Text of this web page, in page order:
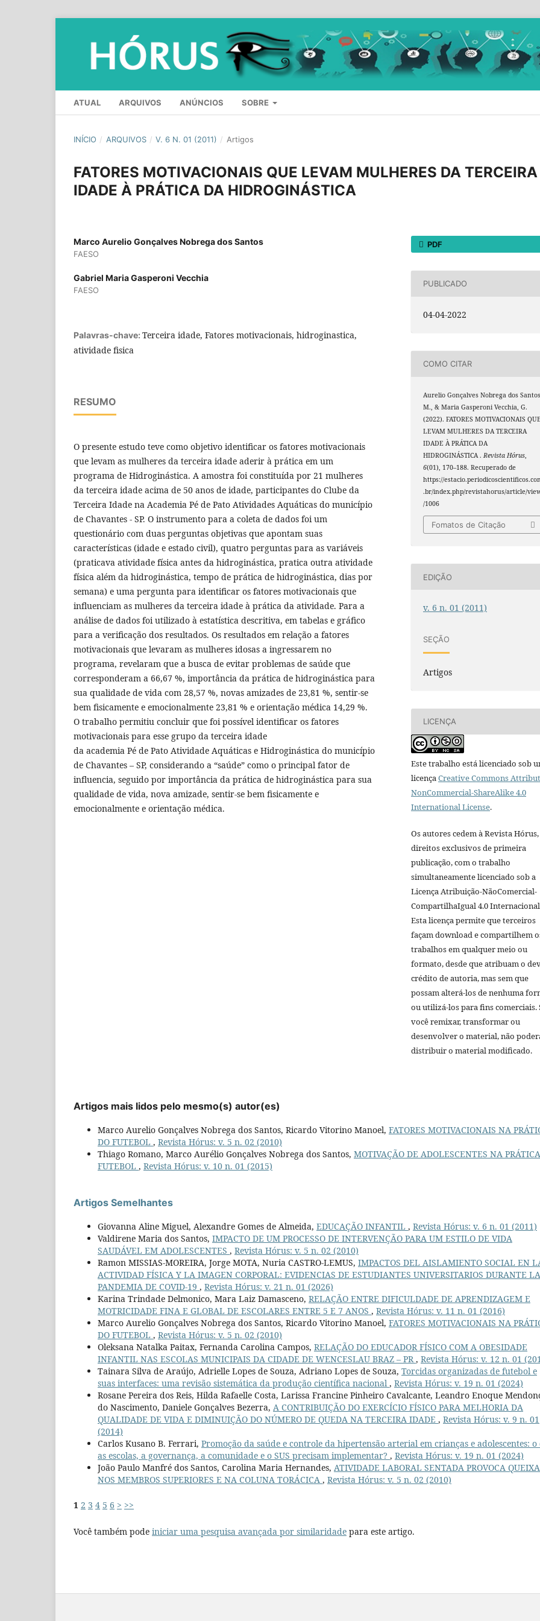
ATUAL ARQUIVOS ANÚNCIOS SOBRE
INÍCIO / ARQUIVOS / V. 6 N. 01 (2011) / Artigos
FATORES MOTIVACIONAIS QUE LEVAM MULHERES DA TERCEIRA
IDADE À PRÁTICA DA HIDROGINÁSTICA
Marco Aurelio Gonçalves Nobrega dos Santos
FAESO
Gabriel Maria Gasperoni Vecchia
FAESO
Palavras-chave: Terceira idade, Fatores motivacionais, hidroginastica,
atividade fisica
RESUMO
O presente estudo teve como objetivo identificar os fatores motivacionais
que levam as mulheres da terceira idade aderir à prática em um
programa de Hidroginástica. A amostra foi constituída por 21 mulheres
da terceira idade acima de 50 anos de idade, participantes do Clube da
Terceira Idade na Academia Pé de Pato Atividades Aquáticas do município
de Chavantes - SP. O instrumento para a coleta de dados foi um
questionário com duas perguntas objetivas que apontam suas
características (idade e estado civil), quatro perguntas para as variáveis
(praticava atividade física antes da hidroginástica, pratica outra atividade
física além da hidroginástica, tempo de prática de hidroginástica, dias por
semana) e uma pergunta para identificar os fatores motivacionais que
influenciam as mulheres da terceira idade à prática da atividade. Para a
análise de dados foi utilizado à estatística descritiva, em tabelas e gráfico
para a verificação dos resultados. Os resultados em relação a fatores
motivacionais que levaram as mulheres idosas a ingressarem no
programa, revelaram que a busca de evitar problemas de saúde que
corresponderam a 66,67 %, importância da prática de hidroginástica para
sua qualidade de vida com 28,57 %, novas amizades de 23,81 %, sentir-se
bem fisicamente e emocionalmente 23,81 % e orientação médica 14,29 %.
O trabalho permitiu concluir que foi possível identificar os fatores
motivacionais para esse grupo da terceira idade
da academia Pé de Pato Atividade Aquáticas e Hidroginástica do município
de Chavantes – SP, considerando a “saúde” como o principal fator de
influencia, seguido por importância da prática de hidroginástica para sua
qualidade de vida, nova amizade, sentir-se bem fisicamente e
emocionalmente e orientação médica.
PDF
PUBLICADO
04-04-2022
COMO CITAR
Aurelio Gonçalves Nobrega dos
M., & Maria Gasperoni Vecchia, G.
(2022). FATORES MOTIVACIONAIS QUE
LEVAM MULHERES DA TERCEIRA
IDADE À PRÁTICA DA
HIDROGINÁSTICA .Revista Hórus,
6(01), 170–188. Recuperado de
https://
.br/index.php/revistahorus/article/
/1006
Fomatos de Citação
EDIÇÃO
v. 6 n. 01 (2011)
SEÇÃO
Artigos
LICENÇA
Este trabalho está licenciado sob
licença Creative Commons
NonCommercial-ShareAlike 4.0
International License.
Os autores cedem à Revista Hórus,
direitos exclusivos de primeira
publicação, com o trabalho
simultaneamente licenciado sob a
Licença Atribuição-NãoComercial-
CompartilhaIgual 4.0
Esta licença permite que terceiros
façam download e compartilhem
trabalhos em qualquer meio ou
formato, desde que atribuam o
crédito de autoria, mas sem que
possam alterá-los de nenhuma
ou utilizá-los para fins comerciais.
você remixar, transformar ou
desenvolver o material, não
distribuir o material modificado.
Artigos mais lidos pelo mesmo(s) autor(es)
Marco Aurelio Gonçalves Nobrega dos Santos, Ricardo Vitorino Manoel, FATORES MOTIVACIONAIS NA
DO FUTEBOL , Revista Hórus: v. 5 n. 02 (2010)
Thiago Romano, Marco Aurélio Gonçalves Nobrega dos Santos, MOTIVAÇÃO DE ADOLESCENTES NA
FUTEBOL , Revista Hórus: v. 10 n. 01 (2015)
Artigos Semelhantes
Giovanna Aline Miguel, Alexandre Gomes de Almeida, EDUCAÇÃO INFANTIL , Revista Hórus: v. 6 n. 01 (2011)
Valdirene Maria dos Santos, IMPACTO DE UM PROCESSO DE INTERVENÇÃO PARA UM ESTILO DE VIDA
SAUDÁVEL EM ADOLESCENTES , Revista Hórus: v. 5 n. 02 (2010)
Ramon MISSIAS-MOREIRA, Jorge MOTA, Nuria CASTRO-LEMUS, IMPACTOS DEL AISLAMIENTO SOCIAL EN
ACTIVIDAD FÍSICA Y LA IMAGEN CORPORAL: EVIDENCIAS DE ESTUDIANTES UNIVERSITARIOS DURANTE LA
PANDEMIA DE COVID-19 , Revista Hórus: v. 21 n. 01 (2026)
Karina Trindade Delmonico, Mara Laiz Damasceno, RELAÇÃO ENTRE DIFICULDADE DE APRENDIZAGEM E
MOTRICIDADE FINA E GLOBAL DE ESCOLARES ENTRE 5 E 7 ANOS , Revista Hórus: v. 11 n. 01 (2016)
Marco Aurelio Gonçalves Nobrega dos Santos, Ricardo Vitorino Manoel, FATORES MOTIVACIONAIS NA
DO FUTEBOL , Revista Hórus: v. 5 n. 02 (2010)
Oleksana Natalka Paitax, Fernanda Carolina Campos, RELAÇÃO DO EDUCADOR FÍSICO COM A OBESIDADE
INFANTIL NAS ESCOLAS MUNICIPAIS DA CIDADE DE WENCESLAU BRAZ – PR , Revista Hórus: v. 12 n. 01
Tainara Silva de Araújo, Adrielle Lopes de Souza, Adriano Lopes de Souza, Torcidas organizadas de futebol e
suas interfaces: uma revisão sistemática da produção científica nacional , Revista Hórus: v. 19 n. 01 (2024)
Rosane Pereira dos Reis, Hilda Rafaelle Costa, Larissa Francine Pinheiro Cavalcante, Leandro Enoque
do Nascimento, Daniele Gonçalves Bezerra, A CONTRIBUIÇÃO DO EXERCÍCIO FÍSICO PARA MELHORIA DA
QUALIDADE DE VIDA E DIMINUIÇÃO DO NÚMERO DE QUEDA NA TERCEIRA IDADE , Revista Hórus: v. 9 n. 01
(2014)
Carlos Kusano B. Ferrari, Promoção da saúde e controle da hipertensão arterial em crianças e adolescentes: o
as escolas, a governança, a comunidade e o SUS precisam implementar? , Revista Hórus: v. 19 n. 01 (2024)
João Paulo Manfré dos Santos, Carolina Maria Hernandes, ATIVIDADE LABORAL SENTADA PROVOCA
NOS MEMBROS SUPERIORES E NA COLUNA TORÁCICA , Revista Hórus: v. 5 n. 02 (2010)
1 2 3 4 5 6 > >>
Você também pode iniciar uma pesquisa avançada por similaridade para este artigo.